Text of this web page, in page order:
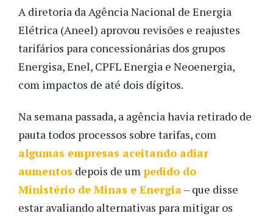
A diretoria da Agência Nacional de Energia
Elétrica (Aneel) aprovou revisões e reajustes
tarifários para concessionárias dos grupos
Energisa, Enel, CPFL Energia e Neoenergia,
com impactos de até dois dígitos.
Na semana passada, a agência havia retirado de
pauta todos processos sobre tarifas, com
algumas empresas aceitando adiar
aumentos depois de umpedido do
Ministério de Minas e Energia– que disse
estar avaliando alternativas para mitigar os